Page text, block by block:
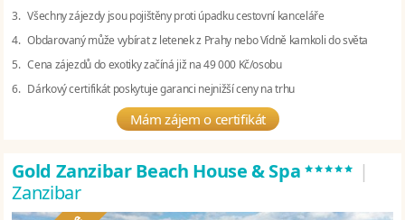
3. Všechny zájezdy jsou pojištěny proti úpadku cestovní kanceláře
4. Obdarovaný může vybírat z letenek z Prahy nebo Vídně kamkoli do světa
5. Cena zájezdů do exotiky začíná již na 49 000 Kč/osobu
6. Dárkový certifikát poskytuje garanci nejnižší ceny na trhu
Mám zájem o certifikát
Gold Zanzibar Beach House & Spa***** |
Zanzibar